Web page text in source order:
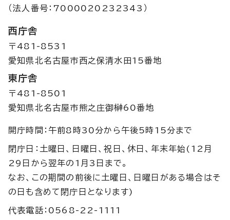
（法人番号：7000020232343）
西庁舎
〒481-8531
愛知県北名古屋市西之保清水田15番地
東庁舎
〒481-8501
愛知県北名古屋市熊之庄御榊60番地
開庁時間：午前8時30分から午後5時15分まで
閉庁日：土曜日、日曜日、祝日、休日、年末年始(12月
29日から翌年の1月3日まで。
なお、この期間の前後に土曜日、日曜日がある場合はそ
の日も含めて閉庁日となります)
代表電話：0568-22-1111